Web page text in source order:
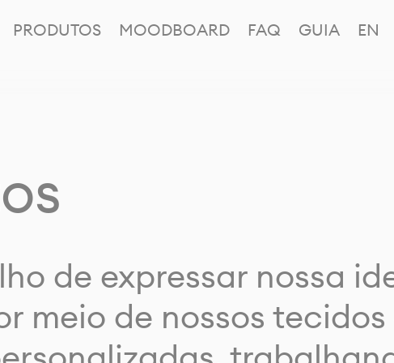
PRODUTOS MOODBOARD FAQ GUIA EN
de expressar nossa
meio de nossos tecidos